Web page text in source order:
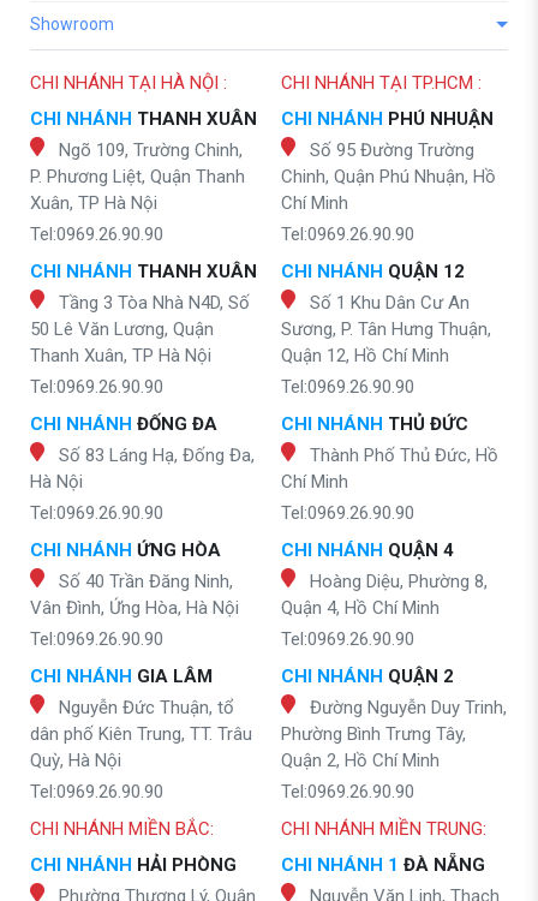
Showroom
CHI NHÁNH TẠI HÀ NỘI :
CHI NHÁNH THANH XUÂN
Ngõ 109, Trường Chinh,
P. Phương Liệt, Quận Thanh
Xuân, TP Hà Nội
Tel:0969.26.90.90
CHI NHÁNH THANH XUÂN
Tầng 3 Tòa Nhà N4D, Số
50 Lê Văn Lương, Quận
Thanh Xuân, TP Hà Nội
Tel:0969.26.90.90
CHI NHÁNH ĐỐNG ĐA
Số 83 Láng Hạ, Đống Đa,
Hà Nội
Tel:0969.26.90.90
CHI NHÁNH ỨNG HÒA
Số 40 Trần Đăng Ninh,
Vân Đình, Ứng Hòa, Hà Nội
Tel:0969.26.90.90
CHI NHÁNH GIA LÂM
Nguyễn Đức Thuận, tổ
dân phố Kiên Trung, TT. Trâu
Quỳ, Hà Nội
Tel:0969.26.90.90
CHI NHÁNH TẠI TP.HCM :
CHI NHÁNH PHÚ NHUẬN
Số 95 Đường Trường
Chinh, Quận Phú Nhuận, Hồ
Chí Minh
Tel:0969.26.90.90
CHI NHÁNH QUẬN 12
Số 1 Khu Dân Cư An
Sương, P. Tân Hưng Thuận,
Quận 12, Hồ Chí Minh
Tel:0969.26.90.90
CHI NHÁNH THỦ ĐỨC
Thành Phố Thủ Đức, Hồ
Chí Minh
Tel:0969.26.90.90
CHI NHÁNH QUẬN 4
Hoàng Diệu, Phường 8,
Quận 4, Hồ Chí Minh
Tel:0969.26.90.90
CHI NHÁNH QUẬN 2
Đường Nguyễn Duy Trinh,
Phường Bình Trưng Tây,
Quận 2, Hồ Chí Minh
Tel:0969.26.90.90
CHI NHÁNH MIỀN BẮC:
CHI NHÁNH HẢI PHÒNG
Phường Thượng Lý, Quận
CHI NHÁNH MIỀN TRUNG:
CHI NHÁNH 1 ĐÀ NẴNG
Nguyễn Văn Linh, Thạch